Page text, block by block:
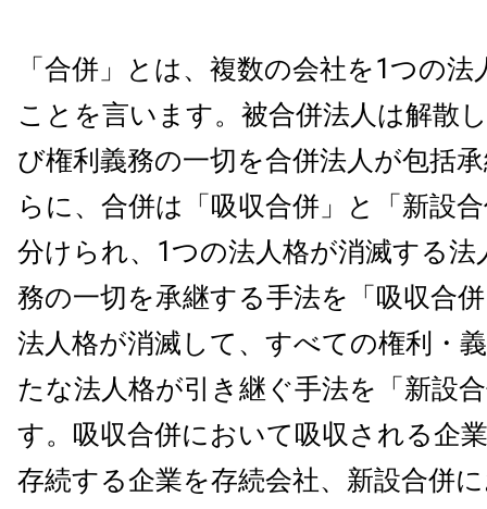
「合併」とは、複数の会社を1つの
ことを言います。被合併法人は解散
び権利義務の一切を合併法人が包括
らに、合併は「吸収合併」と「新設
分けられ、1つの法人格が消滅する法
務の一切を承継する手法を「吸収合
法人格が消滅して、すべての権利・
たな法人格が引き継ぐ手法を「新設
す。吸収合併において吸収される企
存続する企業を存続会社、新設合併